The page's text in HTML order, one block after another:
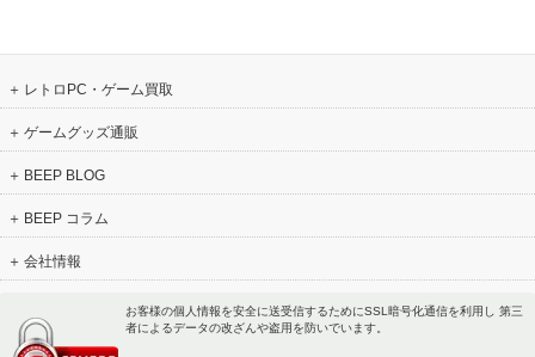
レトロPC・ゲーム買取
ゲームグッズ通販
BEEP BLOG
BEEP コラム
会社情報
お客様の個人情報を安全に送受信するためにSSL暗号化通信を利用し 第三
者によるデータの改ざんや盗用を防いでいます。